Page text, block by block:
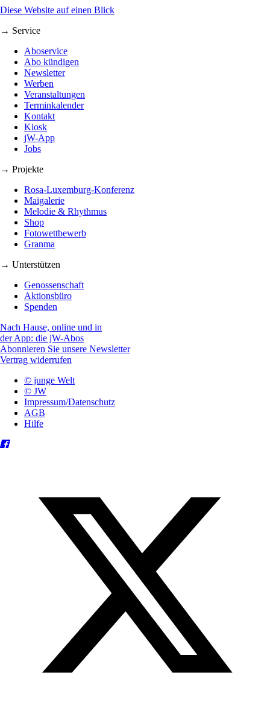
Diese Website auf einen Blick
→ Service
Aboservice
Abo kündigen
Newsletter
Werben
Veranstaltungen
Terminkalender
Kontakt
Kiosk
jW-App
Jobs
→ Projekte
Rosa-Luxemburg-Konferenz
Maigalerie
Melodie & Rhythmus
Shop
Fotowettbewerb
Granma
→ Unterstützen
Genossenschaft
Aktionsbüro
Spenden
Nach Hause, online und in
der App: die jW-Abos
Abonnieren Sie unsere Newsletter
Vertrag widerrufen
© junge Welt
© JW
Impressum/Datenschutz
AGB
Hilfe